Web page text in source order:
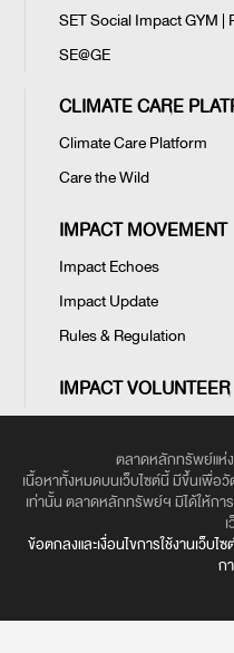
SET Social Impact GYM
SE@GE
CLIMATE CARE
Climate Care Platform
Care the Wild
IMPACT MOVEMENT
Impact Echoes
Impact Update
Rules & Regulation
IMPACT VOLUNTEER
ตลาดหลักทรัพย์แห่
เนื้อหาทั้งหมดบนเว็บไซต์นี้ มีขึ้นเพื่อ
เท่านั้น ตลาดหลักทรัพย์ฯ มิได้ให้กา
ข้อตกลงและเงื่อนไขการใช้งานเว็บไซ
ก